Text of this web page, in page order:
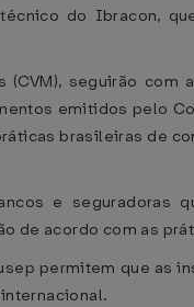
do Ibracon,
seguirão
emitidos pelo
brasileiras de
e seguradoras
de acordo com as
permitem que as